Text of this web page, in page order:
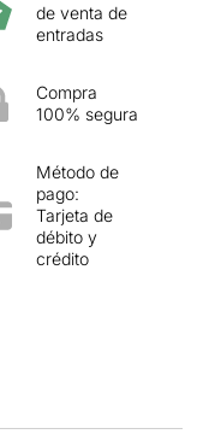
de venta de
entradas
Compra
100% segura
Método de
pago:
Tarjeta de
débito y
crédito